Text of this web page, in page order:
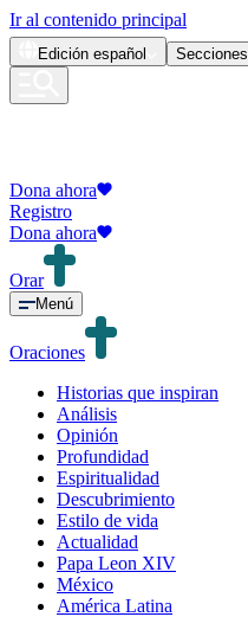
Ir al contenido principal
Edición español Secciones
Dona ahora
Registro
Dona ahora
Orar
Menú
Oraciones
Historias que inspiran
Análisis
Opinión
Profundidad
Espiritualidad
Descubrimiento
Estilo de vida
Actualidad
Papa Leon XIV
México
América Latina